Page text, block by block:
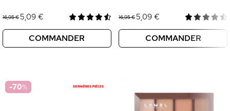
16,95 €5,09 €
COMMANDER
16,95 €5,09 €
COMMANDER
-70%